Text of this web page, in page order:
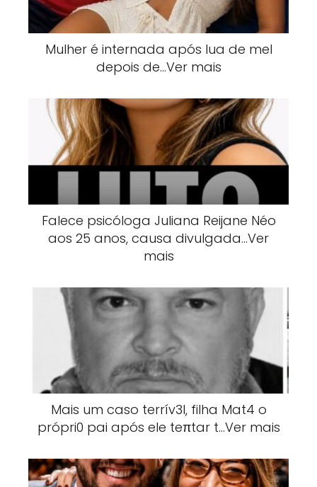
Mulher é internada após lua de mel
depois de…Ver mais
Falece psicóloga Juliana Reijane Néo
aos 25 anos, causa divulgada…Ver
mais
Mais um caso terrív3l, filha Mat4 o
própri0 pai após ele teπtar t…Ver mais